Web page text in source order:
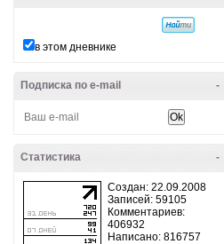
в этом дневнике
-
Подписка по e-mail
-
Статистика
Создан: 22.09.2008
Записей: 59105
Комментариев:
406932
Написано: 816757